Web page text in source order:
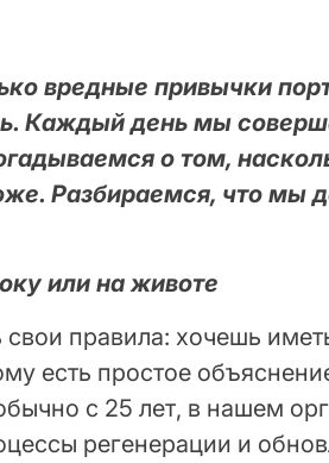
вредные привычки
Каждый день мы
о том,
Разбираемся, что мы
или на животе
правила: хочешь
есть простое
с 25 лет, в нашем
регенерации и